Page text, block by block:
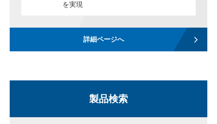
を実現
詳細ページへ
製品検索